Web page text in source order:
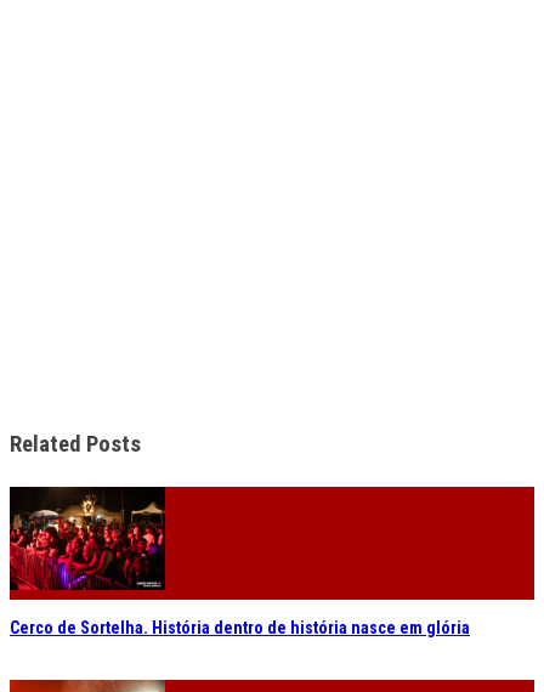
Related Posts
Cerco de Sortelha. História dentro de história nasce em glória